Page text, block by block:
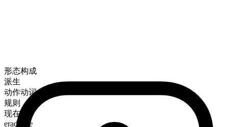
形态构成
派生
动作动词
规则
现在时
eradicate